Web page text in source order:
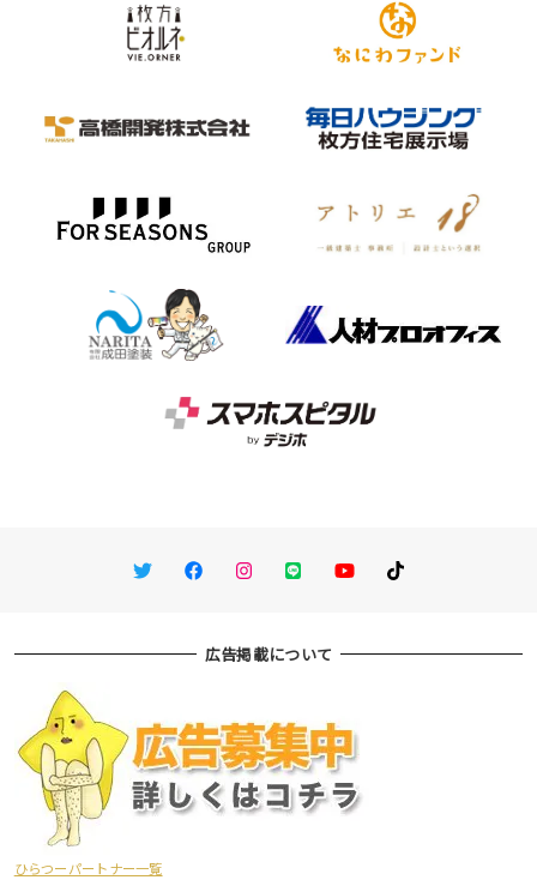
TwitterFacebookInstagram
LINE You TubeTikTok
広告掲載について
ひらつーパートナー一覧